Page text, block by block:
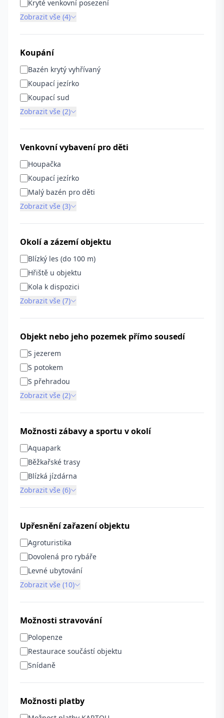
Kryté venkovní posezení
Zobrazit vše (4)
Koupání
Bazén krytý vyhřívaný
Koupací jezírko
Koupací sud
Zobrazit vše (2)
Venkovní vybavení pro děti
Houpačka
Koupací jezírko
Malý bazén pro děti
Zobrazit vše (3)
Okolí a zázemí objektu
Blízký les (do 100 m)
Hřiště u objektu
Kola k dispozici
Zobrazit vše (7)
Objekt nebo jeho pozemek přímo sousedí
S jezerem
S potokem
S přehradou
Zobrazit vše (2)
Možnosti zábavy a sportu v okolí
Aquapark
Běžkařské trasy
Blízká jízdárna
Zobrazit vše (6)
Upřesnění zařazení objektu
Agroturistika
Dovolená pro rybáře
Levné ubytování
Zobrazit vše (10)
Možnosti stravování
Polopenze
Restaurace součástí objektu
Snídaně
Možnosti platby